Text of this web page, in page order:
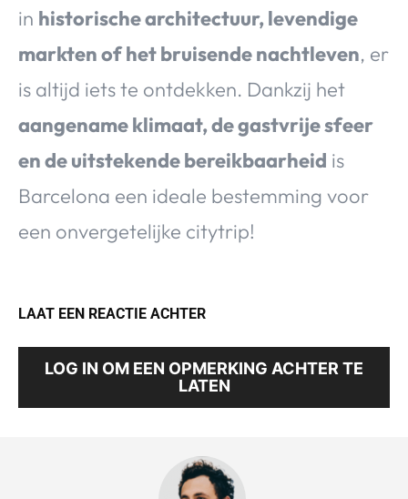
in historische architectuur, levendige
markten of het bruisende nachtleven, er
is altijd iets te ontdekken. Dankzij het
aangename klimaat, de gastvrije sfeer
en de uitstekende bereikbaarheid is
Barcelona een ideale bestemming voor
een onvergetelijke citytrip!
LAAT EEN REACTIE ACHTER
LOG IN OM EEN OPMERKING ACHTER TE
LATEN